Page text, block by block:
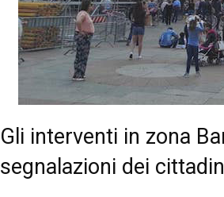
Gli interventi in zona
segnalazioni dei